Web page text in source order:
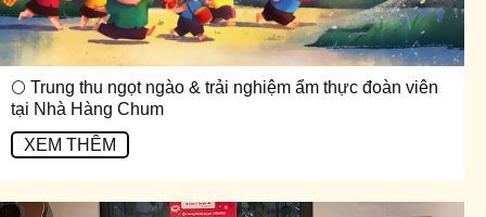
🌕 Trung thu ngọt ngào & trải nghiệm ẩm thực đoàn viên
tại Nhà Hàng Chum
XEM THÊM